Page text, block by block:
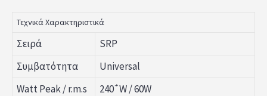
Τεχνικά Χαρακτηριστικά
Σειρά
SRP
Συμβατότητα
Universal
Watt Peak / r.m.s
240΅W / 60W